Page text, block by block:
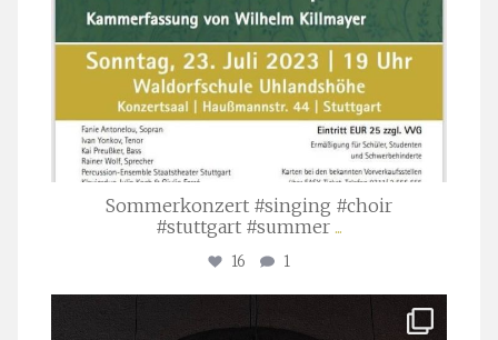
Sommerkonzert #singing #choir
#stuttgart #summer ...
16 1
Apr. 1